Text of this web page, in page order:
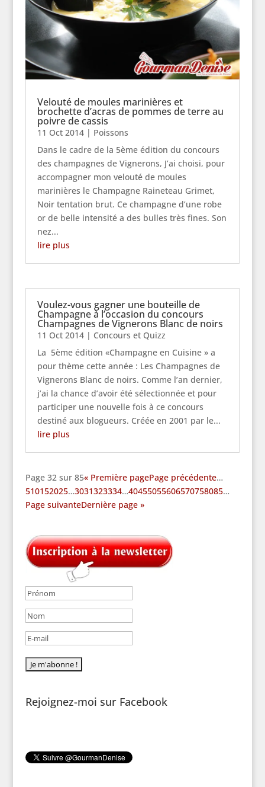
Velouté de moules marinières et
brochette d’acras de pommes de terre au
poivre de cassis
11 Oct 2014| Poissons
Dans le cadre de la 5ème édition du concours
des champagnes de Vignerons, J’ai choisi, pour
accompagner mon velouté de moules
marinières le Champagne Raineteau Grimet,
Noir tentation brut. Ce champagne d’une robe
or de belle intensité a des bulles très fines. Son
nez...
lire plus
Voulez-vous gagner une bouteille de
Champagne à l’occasion du concours
Champagnes de Vignerons Blanc de noirs
11 Oct 2014| Concours et Quizz
La 5ème édition «Champagne en Cuisine » a
pour thème cette année : Les Champagnes de
Vignerons Blanc de noirs. Comme l’an dernier,
j’ai la chance d’avoir été sélectionnée et pour
participer une nouvelle fois à ce concours
destiné aux blogueurs. Créée en 2001 par le...
lire plus
Page 32 sur 85« Première pagePage précédente…
510152025…3031323334…40455055606570758085…
Page suivanteDernière page »
Rejoignez-moi sur Facebook